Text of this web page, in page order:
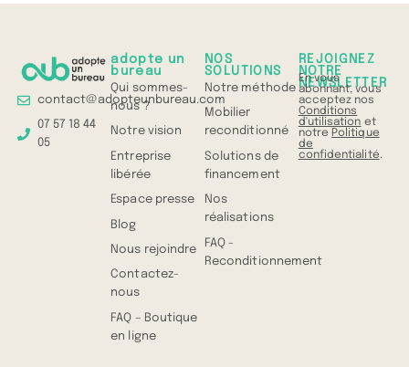
contact@adopteunbureau.com
07 57 18 44
05
adopte un
bureau
Qui sommes-
nous ?
Notre vision
Entreprise
libérée
Espace presse
Blog
Nous rejoindre
Contactez-
nous
FAQ – Boutique
en ligne
NOS
SOLUTIONS
Notre méthode
Mobilier
reconditionné
Solutions de
financement
Nos
réalisations
FAQ -
Reconditionnement
REJOIGNEZ
NOTRE
NEWSLETTER
En vous
abonnant, vous
acceptez nos
Conditions
d'utilisation et
notre Politique
de
confidentialité.